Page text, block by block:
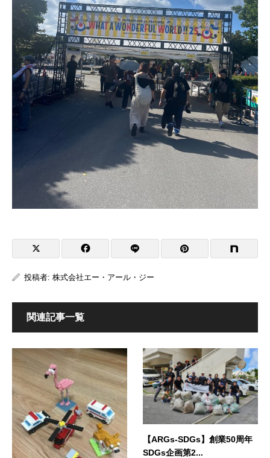
投稿者: 株式会社エー・アール・ジー
関連記事一覧
【ARGs-SDGs】創業50周年
SDGs企画第2...